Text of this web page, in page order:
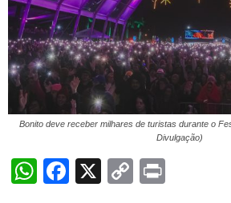
Bonito deve receber milhares de turistas durante o
Divulgação)
W
F
X
C